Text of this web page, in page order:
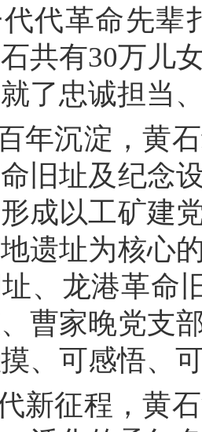
代革命先辈
共有30万儿
了忠诚担当
年沉淀，黄
旧址及纪念
成以工矿建
遗址为核心
、龙港革命
曹家晚党支
、可感悟、
新征程，黄